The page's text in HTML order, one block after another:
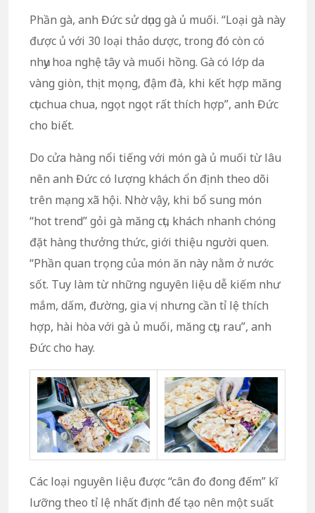
Phần gà, anh Đức sử dụng gà ủ muối. “Loại gà này
được ủ với 30 loại thảo dược, trong đó còn có
nhụy hoa nghệ tây và muối hồng. Gà có lớp da
vàng giòn, thịt mọng, đậm đà, khi kết hợp măng
cụt chua chua, ngọt ngọt rất thích hợp”, anh Đức
cho biết.
Do cửa hàng nổi tiếng với món gà ủ muối từ lâu
nên anh Đức có lượng khách ổn định theo dõi
trên mạng xã hội. Nhờ vậy, khi bổ sung món
“hot trend” gỏi gà măng cụt, khách nhanh chóng
đặt hàng thưởng thức, giới thiệu người quen.
“Phần quan trọng của món ăn này nằm ở nước
sốt. Tuy làm từ những nguyên liệu dễ kiếm như
mắm, dấm, đường, gia vị nhưng cần tỉ lệ thích
hợp, hài hòa với gà ủ muối, măng cụt, rau”, anh
Đức cho hay.
Các loại nguyên liệu được “cân đo đong đếm” kĩ
lưỡng theo tỉ lệ nhất định để tạo nên một suất